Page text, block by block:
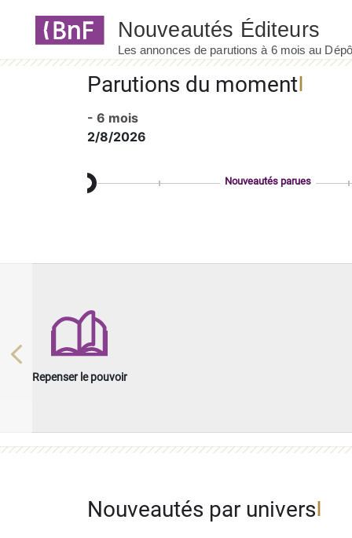
Parutions du moment
- 6 mois
2/8/2026
Nouveautés parues
Repenser le pouvoir
Previous
Nouveautés par univers